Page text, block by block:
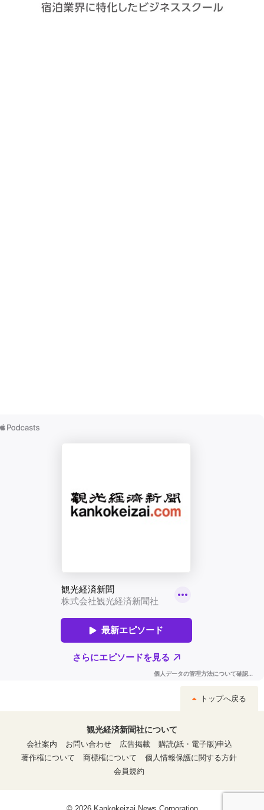
トップへ戻る
観光経済新聞社について
会社案内
お問い合わせ 広告掲載
購読(紙・電子版)申込
著作権について
商標権について
個人情報保護に関する方針
会員規約